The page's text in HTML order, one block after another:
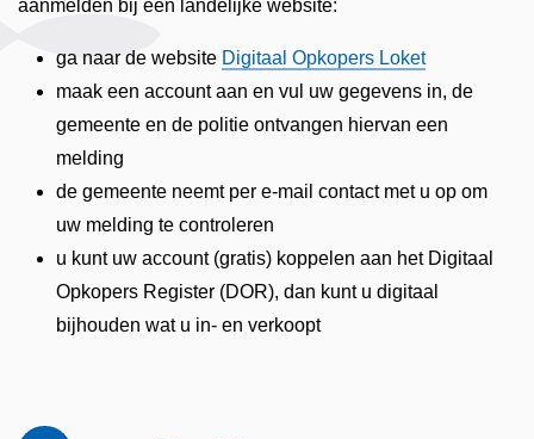
aanmelden bij een landelijke website:
ga naar de website Digitaal Opkopers Loket
maak een account aan en vul uw gegevens in, de
gemeente en de politie ontvangen hiervan een
melding
de gemeente neemt per e-mail contact met u op om
uw melding te controleren
u kunt uw account (gratis) koppelen aan het Digitaal
Opkopers Register (DOR), dan kunt u digitaal
bijhouden wat u in- en verkoopt